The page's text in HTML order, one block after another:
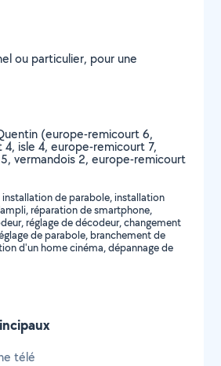
ou particulier, pour une
(europe-remicourt 6,
isle 4, europe-remicourt 7,
vermandois 2, europe-remicourt
de parabole, installation
réparation de smartphone,
réglage de décodeur, changement
de parabole, branchement de
d'un home cinéma, dépannage de
télé